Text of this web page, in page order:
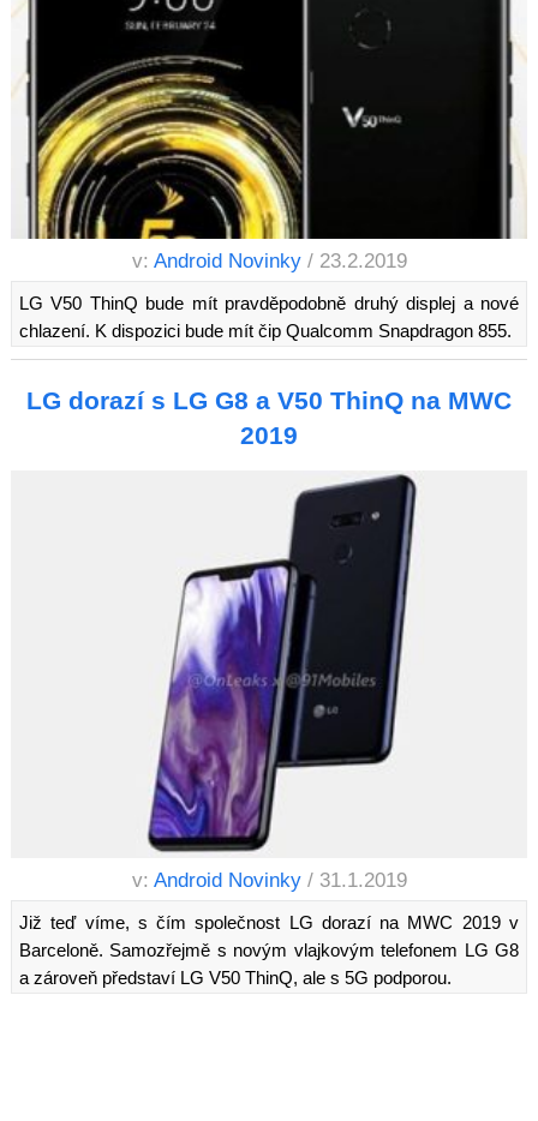
v: Android Novinky / 23.2.2019
LG V50 ThinQ bude mít pravděpodobně druhý displej a nové
chlazení. K dispozici bude mít čip Qualcomm Snapdragon 855.
LG dorazí s LG G8 a V50 ThinQ na MWC
2019
v: Android Novinky / 31.1.2019
Již teď víme, s čím společnost LG dorazí na MWC 2019 v
Barceloně. Samozřejmě s novým vlajkovým telefonem LG G8
a zároveň představí LG V50 ThinQ, ale s 5G podporou.